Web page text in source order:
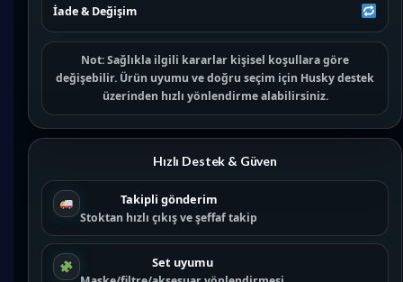
İade & Değişim
Not:Sağlıkla ilgili kararlar kişisel koşullara göre
değişebilir. Ürün uyumu ve doğru seçim için Husky destek
üzerinden hızlı yönlendirme alabilirsiniz.
Hızlı Destek & Güven
Takipli gönderim
Stoktan hızlı çıkış ve şeffaf takip
Set uyumu